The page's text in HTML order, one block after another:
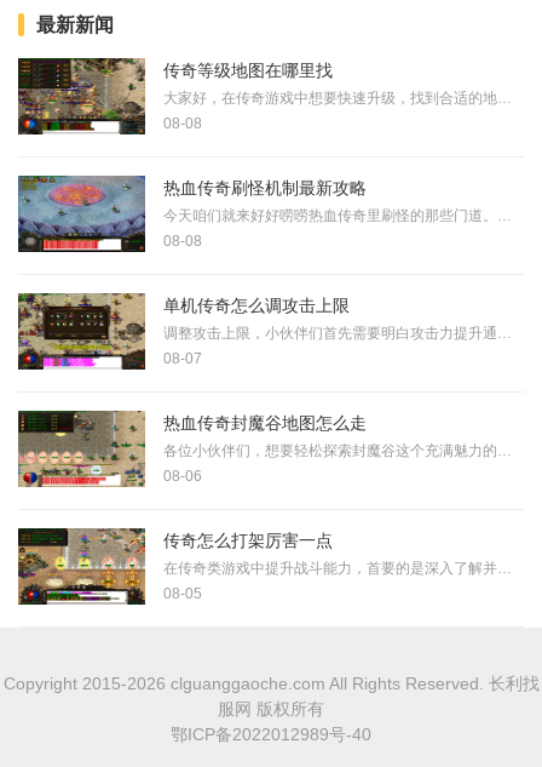
最新新闻
传奇等级地图在哪里找
大家好，在传奇游戏中想要快速升级，找到合适的地图很关键。咱们可以通过游戏中的NPC、官方网站、论坛或者和其他玩家交流来获取地图入口信息。这些地方通常会提供各地图的详细
08-08
热血传奇刷怪机制最新攻略
今天咱们就来好好唠唠热血传奇里刷怪的那些门道。想要在玛法大陆上混得风生水起，光靠一身蛮力可不行，得摸清楚怪物的脾气和规律。很多兄弟觉得刷怪就是找个地方站着不停砍，
08-08
单机传奇怎么调攻击上限
调整攻击上限，小伙伴们首先需要明白攻击力提升通常受到游戏基础设定的限制，很多单机传奇版本并没有直接开放攻击力的无限提升。调整攻击上限往往与装备属性强化、技能等级提
08-07
热血传奇封魔谷地图怎么走
各位小伙伴们，想要轻松探索封魔谷这个充满魅力的地方，首先得了解它的整体布局。封魔谷是一个结构复杂但乐趣无穷的地图区域，里面分布着多条路径和各种神秘通道。通常大家会
08-06
传奇怎么打架厉害一点
在传奇类游戏中提升战斗能力，首要的是深入了解并掌握自身职业的特点与技能搭配。每个职业在战斗中扮演着不同的角色，例如战士以其高攻击力和防御力擅长近战，法师凭借远程魔
08-05
Copyright 2015-2026 clguanggaoche.com All Rights Reserved. 长利找
服网 版权所有
鄂ICP备2022012989号-40